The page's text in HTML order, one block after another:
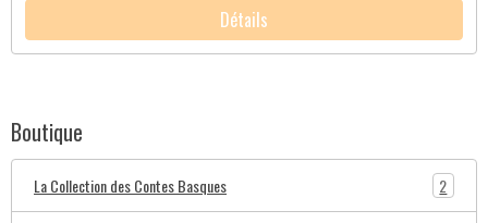
Détails
Boutique
La Collection des Contes Basques 2